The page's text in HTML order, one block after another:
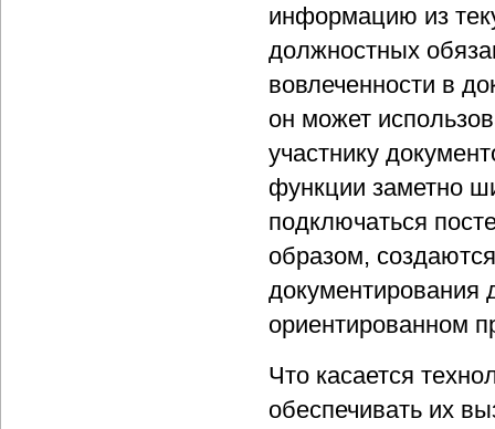
информацию из
должностных
вовлеченности в
он может
участнику
функции заметно
подключаться
образом,
документирования
ориентированном
Что касается
обеспечивать их